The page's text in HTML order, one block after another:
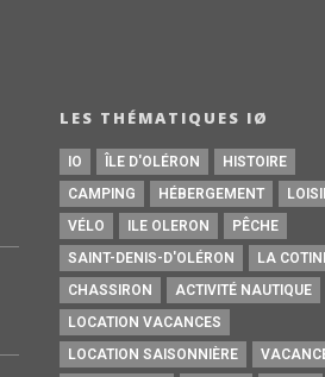
LES THÉMATIQUES IØ
IO ÎLE D'OLÉRON
HISTOIRE
CAMPING
HÉBERGEMENT
VÉLO
ILE OLERON
PÊCHE
SAINT-DENIS-D'OLÉRON
LA
CHASSIRON
ACTIVITÉ NAUTIQUE
LOCATION VACANCES
LOCATION SAISONNIÈRE